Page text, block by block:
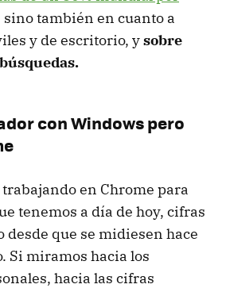
sino también en cuanto a
y de escritorio, ysobre
con Windows pero
trabajando en Chrome para
tenemos a día de hoy, cifras
desde que se midiesen hace
Si miramos hacia los
hacia las cifras